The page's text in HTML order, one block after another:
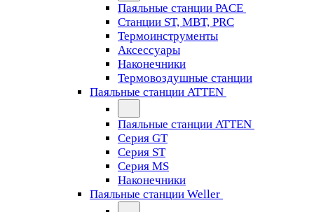
Паяльные станции PACE
Станции ST, MBT, PRC
Термоинструменты
Аксессуары
Наконечники
Термовоздушные станции
Паяльные станции ATTEN
Паяльные станции ATTEN
Серия GT
Серия ST
Серия MS
Наконечники
Паяльные станции Weller